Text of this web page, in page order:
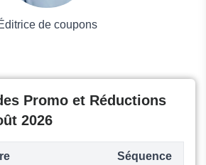
de coupons
Promo et Réductions
2026
Séquence